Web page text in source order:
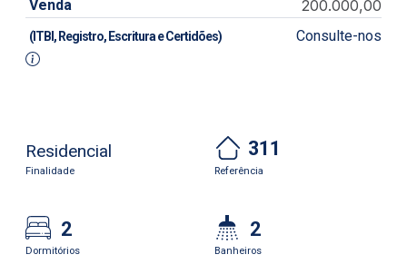
Venda
200.000,00
(ITBI, Registro, Escritura e Certidões) Consulte-nos
Residencial
Finalidade
311
Referência
2
Dormitórios
2
Banheiros